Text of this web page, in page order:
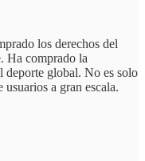
los derechos del
Ha comprado la
deporte global. No es solo
a gran escala.